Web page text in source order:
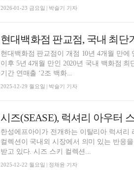
2026-01-23 금요일 | 박슬기 기자
현대백화점 판교점, 국내 최단
현대백화점 판교점이 개점 10년 4개월 만에
이후 5년 4개월 만인 2020년 국내 백화점
기간 연매출 ‘2조 백화...
2025-12-29 월요일 | 박슬기 기자
시즈(SEASE), 럭셔리 아우터
한성에프아이가 전개하는 이탈리아 럭셔리
컬렉션이 국내외 시장에서 의미 있는 반응
받고 있다. 시즈 스키 컬렉션...
2025-12-22 월요일 | 정채윤 기자